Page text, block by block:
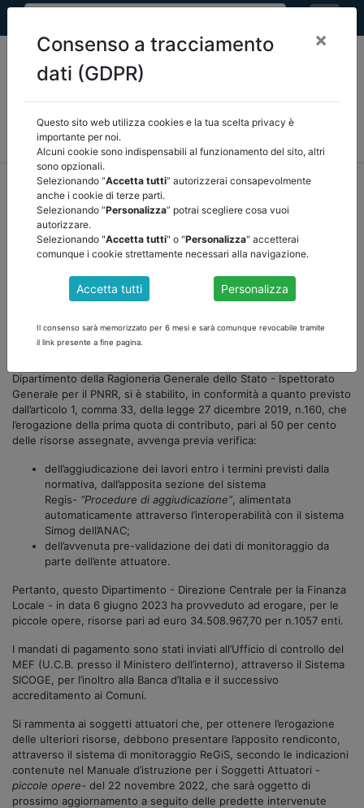
MEF FINANZA LOCALE/OSSERVATORIO
NORMATIVA
CORTE DEI CONTI E GIURISPRUDENZA
home documenti pubblici
finanza locale/osservatorio
/torna indietro
DOCUMENTI PUBBLICI
COMUNICATO DEL 7 GIUGNO 2023 Erogazioni
beneficiari del contributo “piccole opere”
Dipartimento della Ragioneria Generale dello Stato - Ispettorato
Generale per il PNRR, si è stabilito, in conformità a quanto previsto
dall’articolo 1, comma 33, della legge 27 dicembre 2019, n.160, che
l’erogazione della prima quota di contributo, pari al 50 per cento
delle risorse assegnate, avvenga previa verifica:
dell’aggiudicazione dei lavori entro i termini previsti dalla
normativa, dall’apposita sezione del sistema
Regis- “Procedure di aggiudicazione” , alimentata
automaticamente attraverso l’interoperabilità con il sistema
Simog dell’ANAC;
dell’avvenuta pre-validazione dei dati di monitoraggio da
parte dell’ente attuatore.
Pertanto, questo Dipartimento - Direzione Centrale per la Finanza
Locale - in data 6 giugno 2023 ha provveduto ad erogare, per le
piccole opere, risorse pari ad euro 34.508.967,70 per n.1057 enti.
I mandati di pagamento sono stati inviati all’Ufficio di controllo del
MEF (U.C.B. presso il Ministero dell’interno), attraverso il Sistema
SICOGE, per l’inoltro alla Banca d’Italia e il successivo
accreditamento ai Comuni.
Si rammenta ai soggetti attuatori che, per ottenere l’erogazione
delle ulteriori risorse, debbono presentare l’apposito rendiconto,
attraverso il sistema di monitoraggio ReGiS, secondo le indicazioni
contenute nel Manuale d’istruzione per i Soggetti Attuatori -
piccole opere- del 22 novembre 2022, che sarà oggetto di
prossimo aggiornamento a seguito delle predette intervenute
Consenso a tracciamento
dati (GDPR)
×
Questo sito web utilizza cookies e la tua scelta privacy è
importante per noi.
Alcuni cookie sono indispensabili al funzionamento del sito, altri
sono opzionali.
Selezionando “Accetta tutti” autorizzerai consapevolmente
anche i cookie di terze parti.
Selezionando “Personalizza” potrai scegliere cosa vuoi
autorizzare.
Selezionando "Accetta tutti" o "Personalizza" accetterai
comunque i cookie strettamente necessari alla navigazione.
Accetta tutti Personalizza
Il consenso sarà memorizzato per 6 mesi e sarà comunque revocabile tramite
il link presente a fine pagina.